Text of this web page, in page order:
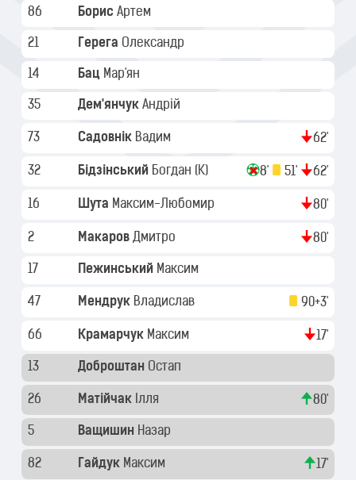
86 Борис Артем
21 Герега Олександр
14 Бац Мар'ян
35 Дем'янчук Андрій
73 Садовнік Вадим 62'
32 Бідзінський Богдан (K) 8' 51' 62'
16 Шута Максим-Любомир 80'
2 Макаров Дмитро 80'
17 Пежинський Максим
47 Мендрук Владислав 90+3'
66 Крамарчук Максим 17'
13 Доброштан Остап
26 Матійчак Ілля 80'
5 Ващишин Назар
82 Гайдук Максим 17'